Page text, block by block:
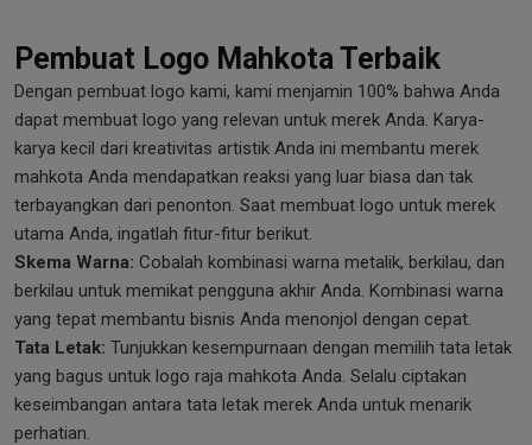
Pembuat Logo Mahkota Terbaik
Dengan pembuat logo kami, kami menjamin 100% bahwa Anda
dapat membuat logo yang relevan untuk merek Anda. Karya-
karya kecil dari kreativitas artistik Anda ini membantu merek
mahkota Anda mendapatkan reaksi yang luar biasa dan tak
terbayangkan dari penonton. Saat membuat logo untuk merek
utama Anda, ingatlah fitur-fitur berikut.
Skema Warna: Cobalah kombinasi warna metalik, berkilau, dan
berkilau untuk memikat pengguna akhir Anda. Kombinasi warna
yang tepat membantu bisnis Anda menonjol dengan cepat.
Tata Letak: Tunjukkan kesempurnaan dengan memilih tata letak
yang bagus untuk logo raja mahkota Anda. Selalu ciptakan
keseimbangan antara tata letak merek Anda untuk menarik
perhatian.